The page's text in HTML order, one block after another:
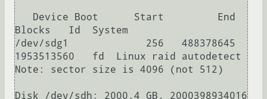
Blocks   Id  System
/dev/sdg1             256   488378645
1953513560   fd  Linux raid autodetect
Note: sector size is 4096 (not 512)
Disk /dev/sdh: 2000.4 GB, 2000398934016